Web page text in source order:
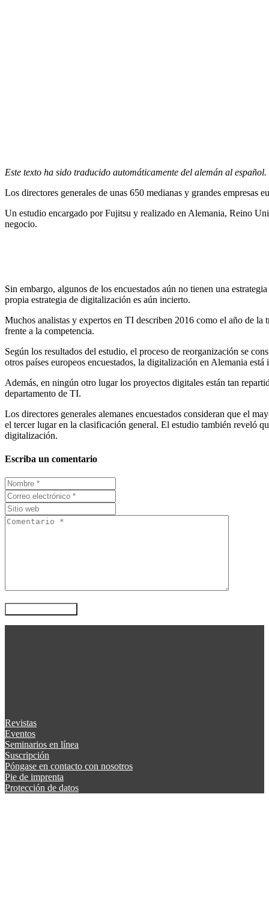
Este texto ha sido traducido automáticamente del alemán al español.
Los directores generales de unas 650 medianas y grandes empresas
Un estudio encargado por Fujitsu y realizado en Alemania, Reino
negocio.
Sin embargo, algunos de los encuestados aún no tienen una
propia estrategia de digitalización es aún incierto.
Muchos analistas y expertos en TI describen 2016 como el año de
frente a la competencia.
Según los resultados del estudio, el proceso de reorganización se
otros países europeos encuestados, la digitalización en Alemania
Además, en ningún otro lugar los proyectos digitales están tan
departamento de TI.
Los directores generales alemanes encuestados consideran que el
el tercer lugar en la clasificación general. El estudio también reveló
digitalización.
Escriba un comentario
Revistas
Eventos
Seminarios en línea
Suscripción
Póngase en contacto con nosotros
Pie de imprenta
Protección de datos